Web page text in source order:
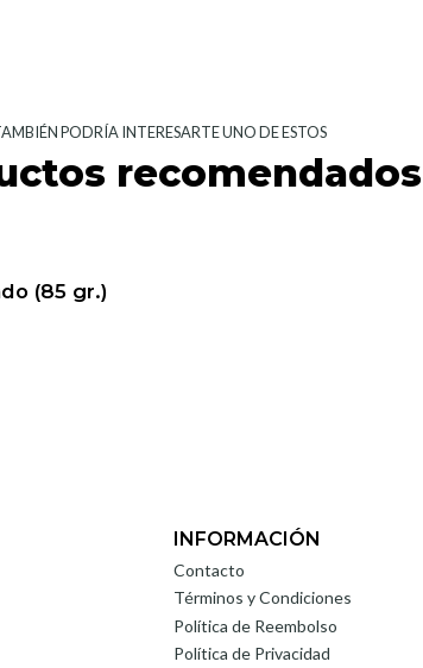
PODRÍA INTERESARTE UNO DE ESTOS
recomendados
(85 gr.)
INFORMACIÓN
Contacto
Términos y Condiciones
Política de Reembolso
Política de Privacidad